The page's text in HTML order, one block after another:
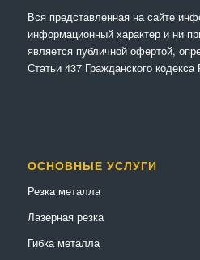
Вся представленная на сайте
информационный характер и ни
является публичной офертой,
Статьи 437 Гражданского
ОСНОВНЫЕ УСЛУГИ
Резка металла
Лазерная резка
Гибка металла